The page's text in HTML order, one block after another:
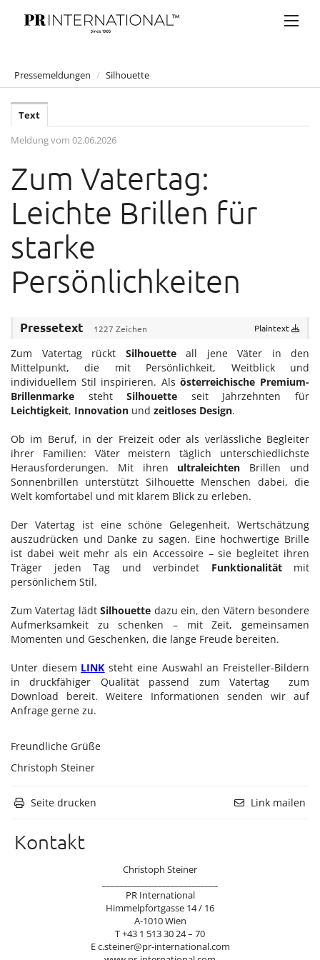
PRESSEMELDUNGEN
Anelia Peschev
Artner Gasthaus auf der Wieden
Atil Kutoglu
Bulgari
Claus Tyler
comma
Eduard Angeli
Galerie bei der Albertina Zetter
Galerie Kovacek & Zetter
Joji Hattori / Shiki
Julius Meinl
Kovacek Contemporary
La Biosthétique
Louis Vuitton
Oliver Heemeyer
PR International
Sabine Wiedenhofer
SKREIN*
Via Toledo Enopizzeria
Lenz M. Moser Wine Affairs
Spanische Hofreitschule
Pauline Rochas
Austrian Fashion Awards 2025
Pressemeldungen / Silhouette
Text
Meldung vom 02.06.2026
Zum Vatertag:
Leichte Brillen für
starke
Persönlichkeiten
Pressetext 1227 Zeichen Plaintext
Zum Vatertag rückt Silhouetteall jene Väter in den
Mittelpunkt, die mit Persönlichkeit, Weitblick und
individuellem Stil inspirieren. Alsösterreichische Premium-
Brillenmarke stehtSilhouette seit Jahrzehnten für
Leichtigkeit, Innovation und zeitloses Design.
Ob im Beruf, in der Freizeit oder als verlässliche Begleiter
ihrer Familien: Väter meistern täglich unterschiedlichste
Herausforderungen. Mit ihren ultraleichten Brillen und
Sonnenbrillen unterstützt Silhouette Menschen dabei, die
Welt komfortabel und mit klarem Blick zu erleben.
Der Vatertag ist eine schöne Gelegenheit, Wertschätzung
auszudrücken und Danke zu sagen. Eine hochwertige Brille
ist dabei weit mehr als ein Accessoire – sie begleitet ihren
Träger jeden Tag und verbindet Funktionalitätmit
persönlichem Stil.
Zum Vatertag lädtSilhouette dazu ein, den Vätern besondere
Aufmerksamkeit zu schenken – mit Zeit, gemeinsamen
Momenten und Geschenken, die lange Freude bereiten.
Unter diesem LINK steht eine Auswahl an Freisteller-Bildern
in druckfähiger Qualität passend zum Vatertag zum
Download bereit. Weitere Informationen senden wir auf
Anfrage gerne zu.
Freundliche Grüße
Christoph Steiner
Seite drucken Link mailen
Kontakt
Christoph Steiner
PR International
Himmelpfortgasse 14 / 16
A-1010 Wien
T +43 1 513 30 24 – 70
E c.steiner@pr-international.com